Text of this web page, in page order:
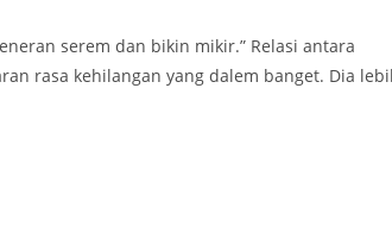
serem dan bikin mikir.” Relasi antara
rasa kehilangan yang dalem banget. Dia